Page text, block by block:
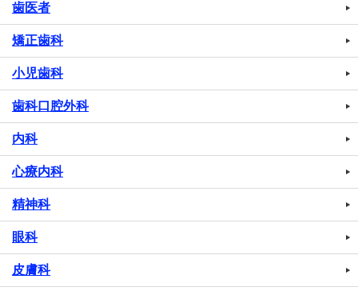
歯医者
矯正歯科
小児歯科
歯科口腔外科
内科
心療内科
精神科
眼科
皮膚科